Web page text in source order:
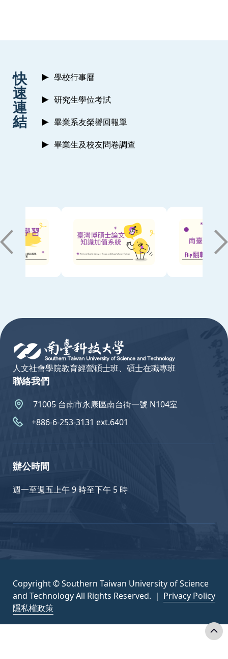
快
速
連
結
學校行事曆
研究生學位考試
畢業系友榮譽回報單
畢業生及校友問卷調查
人文社會學院教育經營碩士班、碩士在職專班
聯絡我們
71005 台南市永康區南台街一號 N104室
+886-6-253-3131 ext.6401
辦公時間
週一至週五上午 9 時至下午 5 時
Copyright © Southern Taiwan University of Science
and Technology All Rights Reserved. ｜ Privacy Policy
隱私權政策